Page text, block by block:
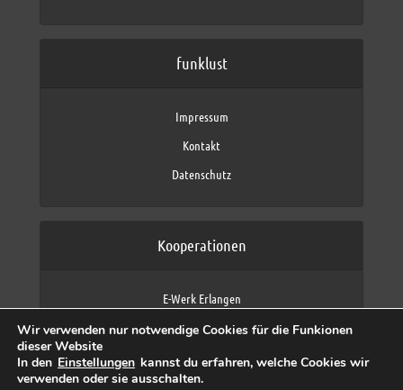
funklust
Impressum
Kontakt
Datenschutz
Kooperationen
E-Werk Erlangen
Fraunhofer IIS
max neo (AFK max)
Wir verwenden nur notwendige Cookies für die Funkionen
dieser Website
In den Einstellungen kannst du erfahren, welche Cookies wir
verwenden oder sie ausschalten.